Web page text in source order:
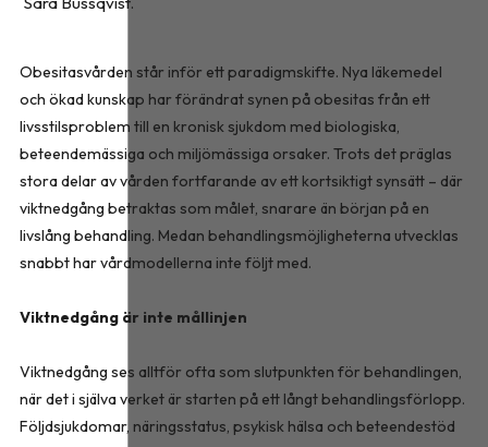
Obesitasvården står inför ett paradigmskifte. Nya läkemedel
och ökad kunskap har förändrat synen på obesitas från ett
livsstilsproblem till en kronisk sjukdom med biologiska,
beteendemässiga och miljömässiga orsaker. Trots det präglas
stora delar av vården fortfarande av ett kortsiktigt synsätt – där
viktnedgång betraktas som målet, snarare än början på en
livslång behandling. Medan behandlingsmöjligheterna utvecklas
snabbt har vårdmodellerna inte följt med.
Viktnedgång är inte mållinjen
Viktnedgång ses alltför ofta som slutpunkten för behandlingen,
när det i själva verket är starten på ett långt behandlingsförlopp.
Följdsjukdomar, näringsstatus, psykisk hälsa och beteendestöd